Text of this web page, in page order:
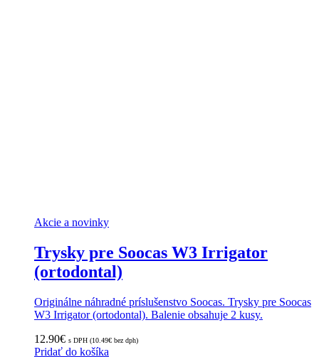
Akcie a novinky
Trysky pre Soocas W3 Irrigator
(ortodontal)
Originálne náhradné príslušenstvo Soocas. Trysky pre Soocas
W3 Irrigator (ortodontal). Balenie obsahuje 2 kusy.
12.90€ s DPH (10.49€ bez dph)
Pridať do košíka